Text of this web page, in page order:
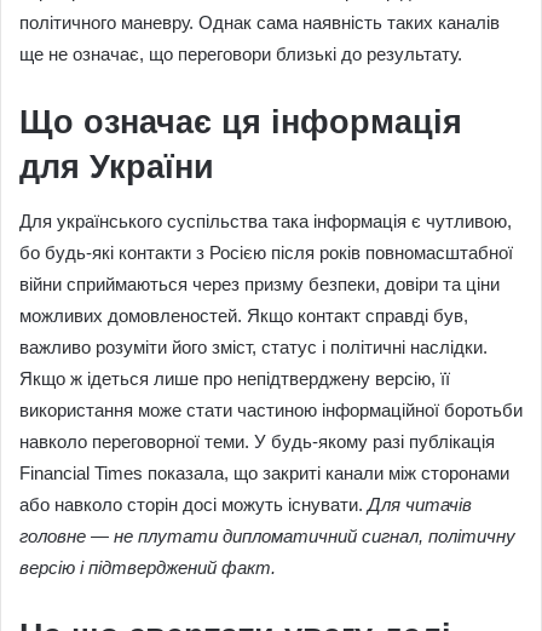
політичного маневру. Однак сама наявність таких каналів
ще не означає, що переговори близькі до результату.
Що означає ця інформація
для України
Для українського суспільства така інформація є чутливою,
бо будь-які контакти з Росією після років повномасштабної
війни сприймаються через призму безпеки, довіри та ціни
можливих домовленостей. Якщо контакт справді був,
важливо розуміти його зміст, статус і політичні наслідки.
Якщо ж ідеться лише про непідтверджену версію, її
використання може стати частиною інформаційної боротьби
навколо переговорної теми. У будь-якому разі публікація
Financial Times показала, що закриті канали між сторонами
або навколо сторін досі можуть існувати. Для читачів
головне — не плутати дипломатичний сигнал, політичну
версію і підтверджений факт.